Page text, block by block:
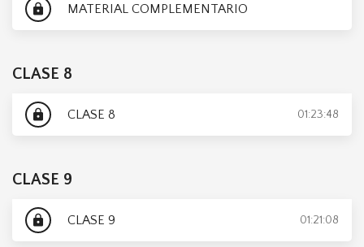
lock MATERIAL COMPLEMENTARIO
CLASE 8
lock CLASE 8 01:23:48
CLASE 9
lock CLASE 9 01:21:08